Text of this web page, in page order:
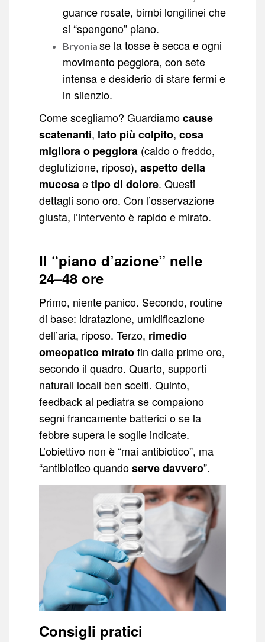
guance rosate, bimbi longilinei che
si “spengono” piano.
Bryonia se la tosse è secca e ogni
movimento peggiora, con sete
intensa e desiderio di stare fermi e
in silenzio.
Come scegliamo? Guardiamocause
scatenanti, lato più colpito, cosa
migliora o peggiora (caldo o freddo,
deglutizione, riposo), aspetto della
mucosaetipo di dolore. Questi
dettagli sono oro. Con l’osservazione
giusta, l’intervento è rapido e mirato.
Il “piano d’azione” nelle
24–48 ore
Primo, niente panico. Secondo, routine
di base: idratazione, umidificazione
dell’aria, riposo. Terzo, rimedio
omeopatico miratofin dalle prime ore,
secondo il quadro. Quarto, supporti
naturali locali ben scelti. Quinto,
feedback al pediatra se compaiono
segni francamente batterici o se la
febbre supera le soglie indicate.
L’obiettivo non è “mai antibiotico”, ma
“antibiotico quandoserve davvero”.
Consigli pratici